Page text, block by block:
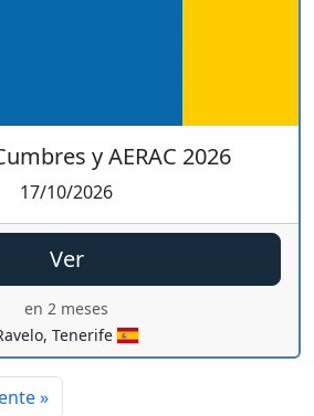
y AERAC 2026
17/10/2026
Ver
en 2 meses
Tenerife
»